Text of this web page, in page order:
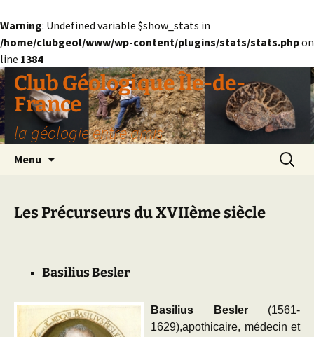
Warning: Undefined variable $show_stats in
/home/clubgeol/www/wp-content/plugins/stats/stats.phpon
line 1384
Aller
au
contenu
Club Géologique Île-de-
France
la géologie entre amis
Menu
Les Précurseurs du XVIIème siècle
BasiliusBesler
Basilius Besler(1561-
1629),apothicaire, médecin et